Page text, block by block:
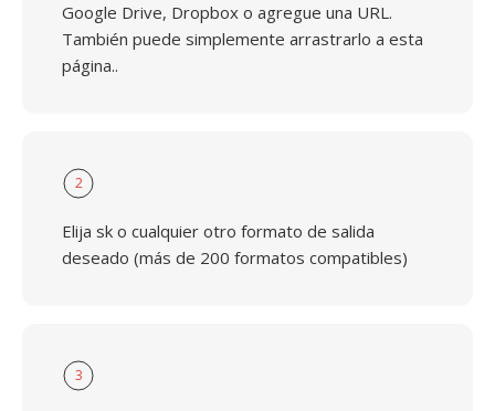
Google Drive, Dropbox o agregue una URL.
También puede simplemente arrastrarlo a esta
página..
2
Elija sk o cualquier otro formato de salida
deseado (más de 200 formatos compatibles)
3